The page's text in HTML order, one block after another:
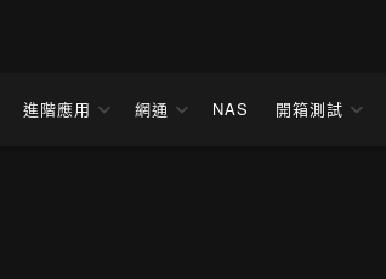
進階應用 網通 NAS 開箱測試